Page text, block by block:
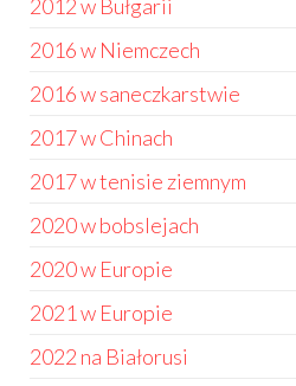
2012 w Bułgarii
2016 w Niemczech
2016 w saneczkarstwie
2017 w Chinach
2017 w tenisie ziemnym
2020 w bobslejach
2020 w Europie
2021 w Europie
2022 na Białorusi